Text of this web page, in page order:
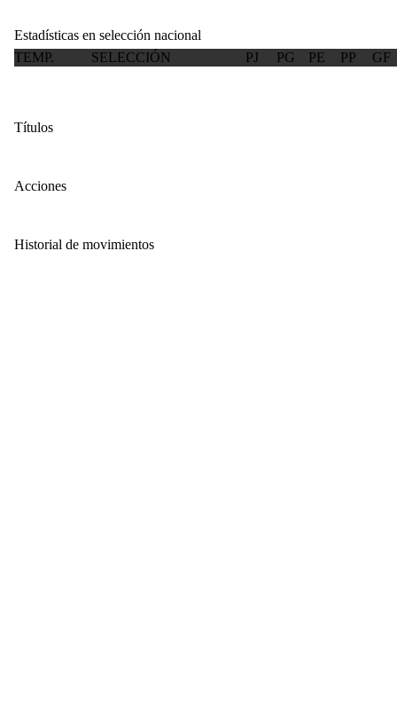
Estadísticas en selección nacional
TEMP.
SELECCIÓN PJ PG PE PP GF
Títulos
Acciones
Historial de movimientos